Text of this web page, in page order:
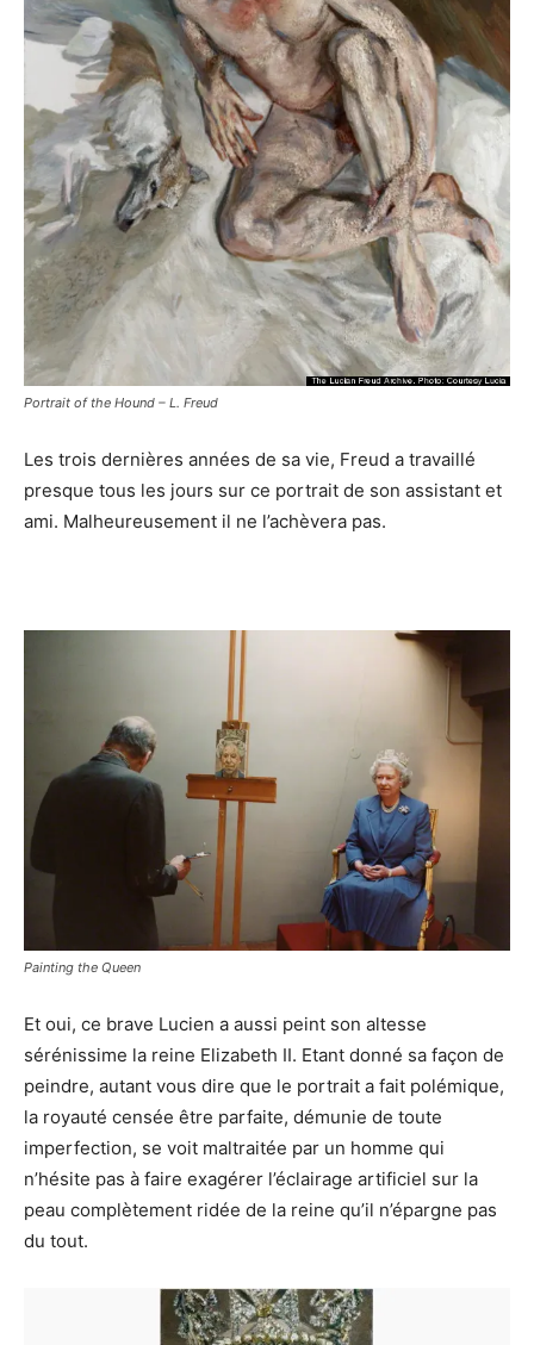
Portrait of the Hound – L. Freud
Les trois dernières années de sa vie, Freud a travaillé
presque tous les jours sur ce portrait de son assistant et
ami. Malheureusement il ne l’achèvera pas.
Painting the Queen
Et oui, ce brave Lucien a aussi peint son altesse
sérénissime la reine Elizabeth II. Etant donné sa façon de
peindre, autant vous dire que le portrait a fait polémique,
la royauté censée être parfaite, démunie de toute
imperfection, se voit maltraitée par un homme qui
n’hésite pas à faire exagérer l’éclairage artificiel sur la
peau complètement ridée de la reine qu’il n’épargne pas
du tout.